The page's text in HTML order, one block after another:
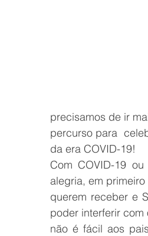
precisamos de ir
percurso para
da era COVID-19!
Com COVID-19
alegria, em
querem receber e
poder interferir
não é fácil aos